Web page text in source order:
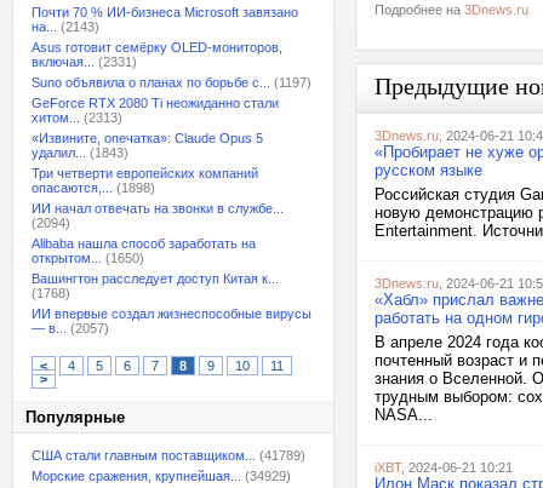
Почти 70 % ИИ-бизнеса Microsoft завязано
на...
(2143)
Asus готовит семёрку OLED-мониторов,
включая...
(2331)
Suno объявила о планах по борьбе с...
(1197)
GeForce RTX 2080 Ti неожиданно стали
хитом...
(2313)
«Извините, опечатка»: Claude Opus 5
удалил...
(1843)
Три четверти европейских компаний
опасаются,...
(1898)
ИИ начал отвечать на звонки в службе...
(2094)
Alibaba нашла способ заработать на
открытом...
(1650)
Вашингтон расследует доступ Китая к...
(1768)
ИИ впервые создал жизнеспособные вирусы
— в...
(2057)
< 4 5 6 7 8 9 10
11
>
Популярные
США стали главным поставщиком...
(41789)
Морские сражения, крупнейшая...
(34929)
Подробнее на 3Dnews.ru
Предыдущие
3Dnews.ru , 2024-06-21
«Пробирает не хуже
русском языке
Российская студия
новую демонстрацию
Entertainment.
3Dnews.ru , 2024-06-21
«Хабл» прислал
работать на одном
В апреле 2024 года
почтенный возраст и
знания о Вселенной.
трудным выбором:
NASA...
iXBT, 2024-06-21 10:21
Илон Маск показал